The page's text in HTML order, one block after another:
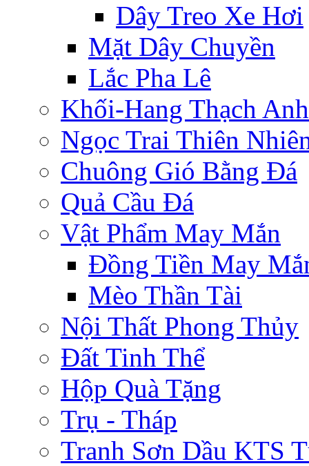
Dây Treo Xe Hơi
Mặt Dây Chuyền
Lắc Pha Lê
Khối-Hang Thạch Anh
Ngọc Trai Thiên
Chuông Gió Bằng Đá
Quả Cầu Đá
Vật Phẩm May Mắn
Đồng Tiền May
Mèo Thần Tài
Nội Thất Phong Thủy
Đất Tinh Thể
Hộp Quà Tặng
Trụ - Tháp
Tranh Sơn Dầu KTS